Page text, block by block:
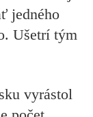
jedného
Ušetrí tým
vyrástol